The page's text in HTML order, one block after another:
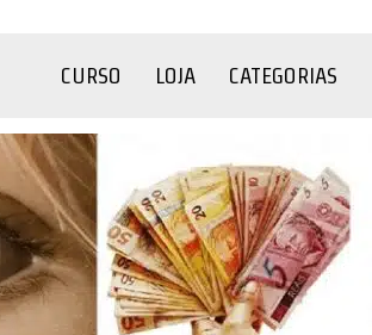
CURSO LOJA CATEGORIAS